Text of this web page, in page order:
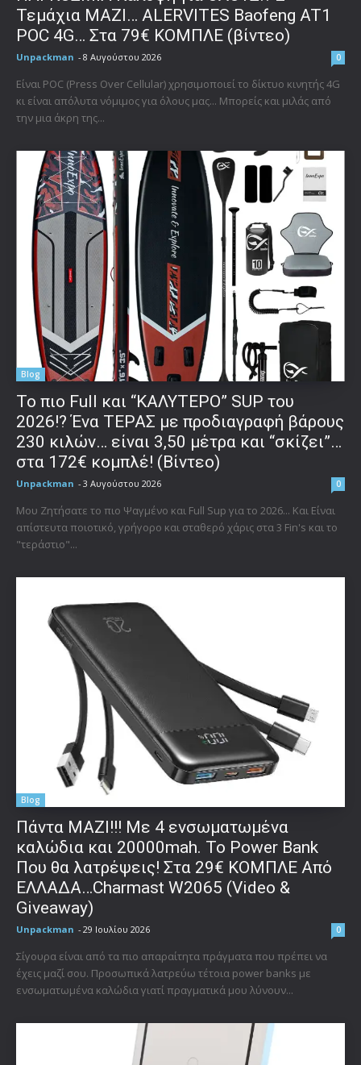
Τεμάχια ΜΑΖΙ… ALERVITES Baofeng AT1
POC 4G… Στα 79€ ΚΟΜΠΛΕ (βίντεο)
Unpackman - 8 Αυγούστου 2026 0
Είναι POC (Press Over Cellular) χρησιμοποιεί το δίκτυο κινητής 4G
κι είναι απόλυτα νόμιμος για όλους μας... Μπορείς και μιλάς από
την μια άκρη της...
Blog
To πιο Full και “ΚΑΛΥΤΕΡΟ” SUP του
2026!? Ένα ΤΕΡΑΣ με προδιαγραφή βάρους
230 κιλών… είναι 3,50 μέτρα και “σκίζει”…
στα 172€ κομπλέ! (Βίντεο)
Unpackman - 3 Αυγούστου 2026 0
Μου Ζητήσατε το πιο Ψαγμένο και Full Sup για το 2026... Και Είναι
απίστευτα ποιοτικό, γρήγορο και σταθερό χάρις στα 3 Fin's και το
"τεράστιο"...
Blog
Πάντα ΜΑΖΙ!!! Με 4 ενσωματωμένα
καλώδια και 20000mah. Το Power Bank
Που θα λατρέψεις! Στα 29€ ΚΟΜΠΛΕ Από
ΕΛΛΑΔΑ…Charmast W2065 (Video &
Giveaway)
Unpackman - 29 Ιουλίου 2026 0
Σίγουρα είναι από τα πιο απαραίτητα πράγματα που πρέπει να
έχεις μαζί σου. Προσωπικά λατρεύω τέτοια power banks με
ενσωματωμένα καλώδια γιατί πραγματικά μου λύνουν...